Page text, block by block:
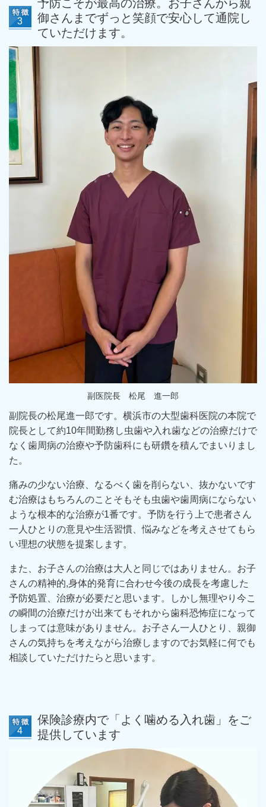
予防こそが最高の治療。お子さんから親
御さんまでずっと笑顔で安心して通院し
ていただけます。
副医院長 松尾 進一郎
副院長の松尾進一郎です。横浜市の大型歯科医院の本院で
院長として約10年間勤務し虫歯や入れ歯などの治療だけで
なく歯周病の治療や予防歯科にも研鑽を積んでまいりまし
た。
痛みの少ない治療、なるべく歯を削らない、抜かないです
む治療はもちろんのことそもそも虫歯や歯周病にならない
ような根本的な治療が1番です。予防を行う上で患者さん
一人ひとりの意見や生活習慣、悩みなどを考えさせてもら
い理想の状態を提案します。
また、お子さんの治療は大人と同じではありません。お子
さんの精神的,身体的発育に合わせ今後の成長を考慮した
予防処置、 治療が必要だと思います。しかし無理やり今こ
の瞬間の治療だけが出来てもそれから歯科恐怖症になって
しまっては意味がありません。お子さん一人ひとり、親御
さんの気持ちを考えながら治療しますのでお気軽に何でも
相談していただけたらと思います。
保険診療内で「よく噛める入れ歯」をご
提供しています